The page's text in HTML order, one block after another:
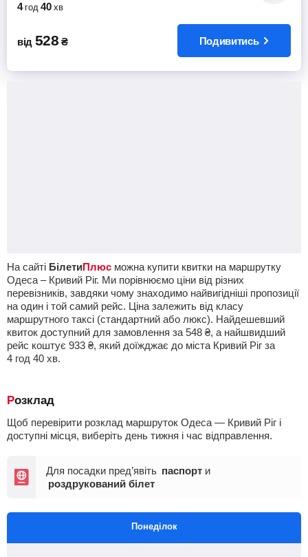
4 год 40 хв
від 528 ₴ Подивитись
На сайті БілетиПлюс можна купити квитки на маршрутку
Одеса – Кривий Ріг. Ми порівнюємо ціни від різних
перевізників, завдяки чому знаходимо найвигідніші пропозиції
на один і той самий рейс. Ціна залежить від класу
маршрутного таксі (стандартний або люкс). Найдешевший
квиток доступний для замовлення за 548 ₴, а найшвидший
рейс коштує 933 ₴, який доїжджає до міста Кривий Ріг за
4 год 40 хв.
Розклад
Щоб перевірити розклад маршруток Одеса — Кривий Ріг і
доступні місця, виберіть день тижня і час відправлення.
Для посадки пред’явіть паспорт и
роздрукований білет
Понеділок